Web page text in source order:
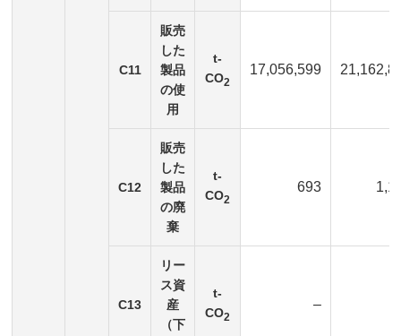
C11
販売
した
製品
の使
用
t-
CO2
17,056,599
C12
販売
した
製品
の廃
棄
t-
CO2
693
C13
リー
ス資
産
（下
t-
CO2
–